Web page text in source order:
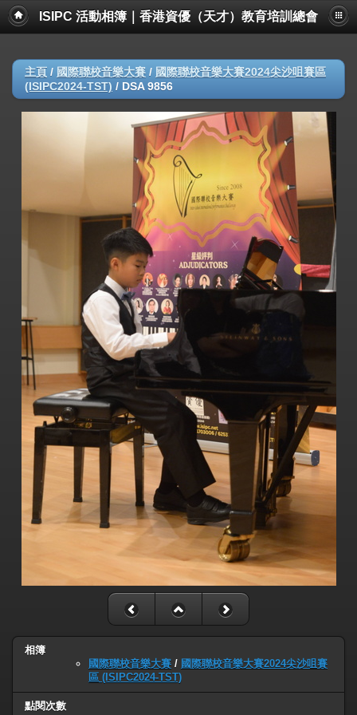
ISIPC 活動相簿｜香港資優（天才）教育培訓總會
主頁 / 國際聯校音樂大賽 / 國際聯校音樂大賽2024尖沙咀賽區
(ISIPC2024-TST) / DSA 9856
相簿
國際聯校音樂大賽 / 國際聯校音樂大賽2024尖沙咀賽
區 (ISIPC2024-TST)
點閱次數